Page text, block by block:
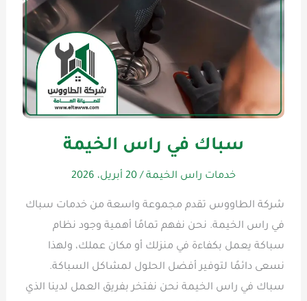
سباك في راس الخيمة
خدمات راس الخيمة /20 أبريل، 2026
شركة الطاووس تقدم مجموعة واسعة من خدمات سباك
في راس الخيمة. نحن نفهم تمامًا أهمية وجود نظام
سباكة يعمل بكفاءة في منزلك أو مكان عملك، ولهذا
نسعى دائمًا لتوفير أفضل الحلول لمشاكل السباكة.
سباك في راس الخيمة نحن نفتخر بفريق العمل لدينا الذي